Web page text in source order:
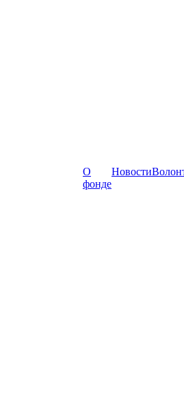
О
фонде
Новости